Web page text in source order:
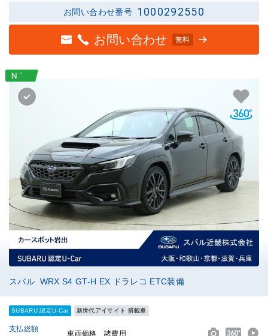
お問い合わせ番号 1000292550
お問い合わせ 無料
スバル WRX S4 GT-H EX ドラレコ ETC装備
SUBARU 認定U-Car 新世代アイサイト 搭載車
支払総額
車両価格 諸費用